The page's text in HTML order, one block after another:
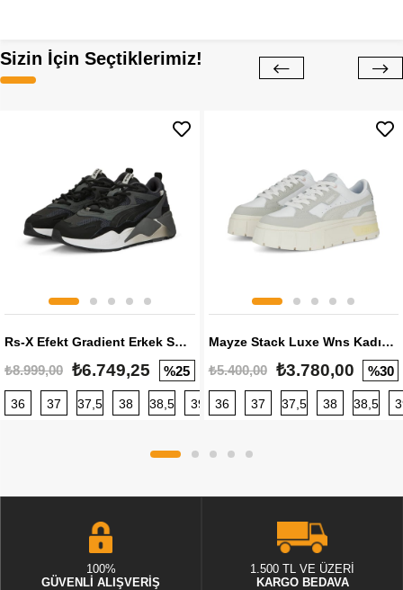
Sizin İçin Seçtiklerimiz!
Rs-X Efekt Gradient Erkek Sneaker
₺8.999,00 ₺6.749,25 %25
36 37 37,5 38 38,5 39 40 40,5 41 42 42,5
Mayze Stack Luxe Wns Kadın Sneaker
₺5.400,00 ₺3.780,00 %30
36 37 37,5 38 38,5
100%
GÜVENLİ ALIŞVERİŞ
1.500 TL VE ÜZERİ
KARGO BEDAVA